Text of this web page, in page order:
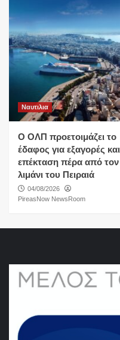
Ναυτιλια
O ΟΛΠ προετοιμάζει το
έδαφος για εξαγορές και
επέκταση πέρα από τον
λιμάνι του Πειραιά
04/08/2026
PireasNow NewsRoom